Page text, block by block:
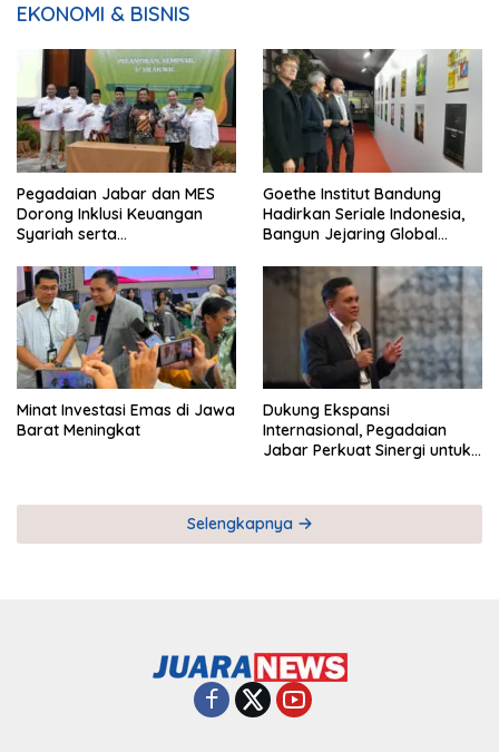
EKONOMI & BISNIS
Pegadaian Jabar dan MES
Dorong Inklusi Keuangan
Syariah serta
Goethe Institut Bandung
Hadirkan Seriale Indonesia,
Bangun Jejaring Global
Minat Investasi Emas di Jawa
Barat Meningkat
Dukung Ekspansi
Internasional, Pegadaian
Jabar Perkuat Sinergi untuk
Selengkapnya